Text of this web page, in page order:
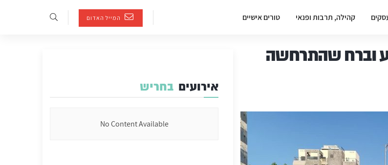
קהילה, תרבות ופנאי טורים אישיים המייל האדום
וברח שהתרחשה
אירועים בחריש
No Content Available